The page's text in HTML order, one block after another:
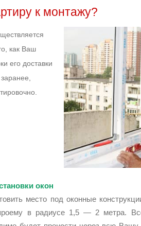
к монтажу?
как Ваш
его доставки
окон
место под оконные
в радиусе 1,5 — 2 метра.